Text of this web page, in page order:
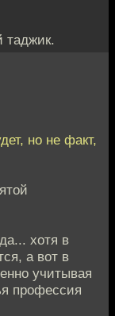
таджик.
но не факт,
хотя в
а вот в
учитывая
профессия